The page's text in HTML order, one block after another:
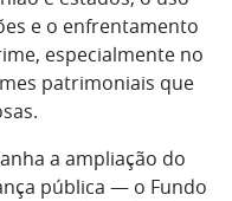
e o enfrentamento
especialmente no
patrimoniais que
a ampliação do
pública — o Fundo